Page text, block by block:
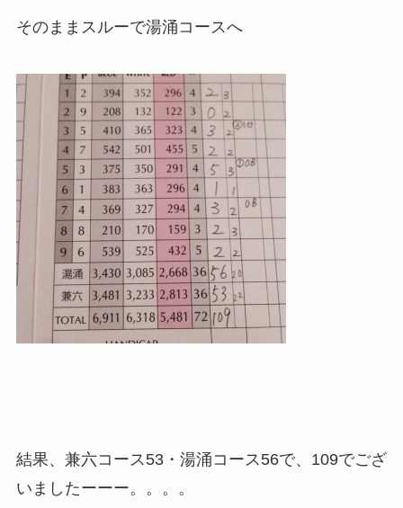
そのままスルーで湯涌コースへ
結果、兼六コース53・湯涌コース56で、109でござ
いましたーーー。。。。